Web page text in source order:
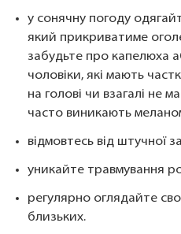
у сонячну погоду
який прикриватиме
забудьте про капелюха
чоловіки, які мають
на голові чи взагалі не
часто виникають
відмовтесь від штучної
уникайте травмування
регулярно оглядайте
близьких.